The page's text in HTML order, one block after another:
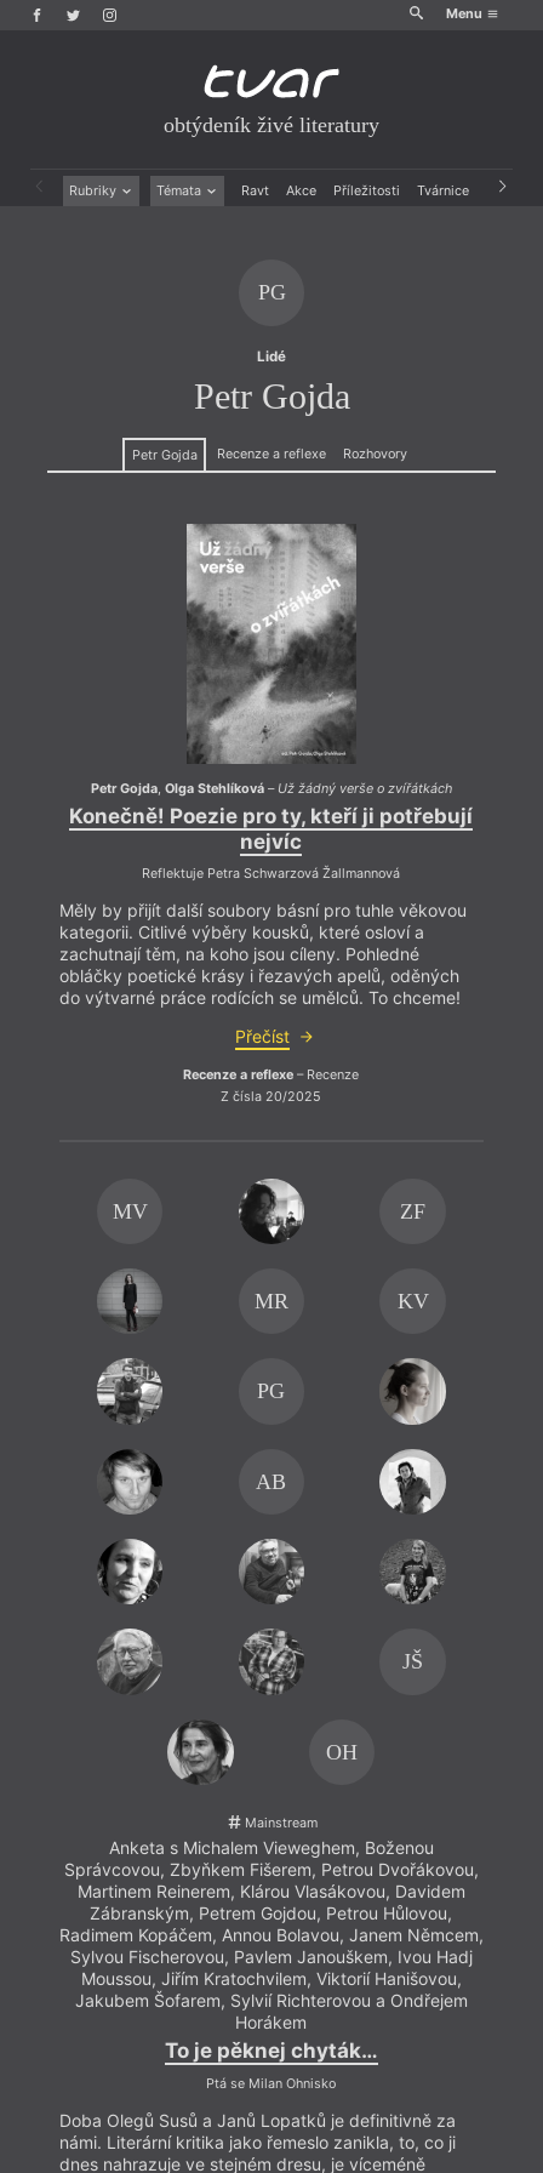
Menu
obtýdeník živé literatury
Rubriky Témata Ravt Akce Příležitosti Tvárnice Archiv
PG
Lidé
Petr Gojda
Petr Gojda Recenze a reflexe Rozhovory
Petr Gojda, Olga Stehlíková– Už žádný verše o zvířátkách
Konečně! Poezie pro ty, kteří ji potřebují
nejvíc
Reflektuje Petra Schwarzová Žallmannová
Měly by přijít další soubory básní pro tuhle věkovou
kategorii. Citlivé výběry kousků, které osloví a
zachutnají těm, na koho jsou cíleny. Pohledné
obláčky poetické krásy i řezavých apelů, oděných
do výtvarné práce rodících se umělců. To chceme!
Přečíst
Recenze a reflexe – Recenze
Z čísla 20/2025
MV ZF
MR KV
PG
AB
JŠ
OH
Mainstream
Anketa s Michalem Vieweghem, Boženou
Správcovou, Zbyňkem Fišerem, Petrou Dvořákovou,
Martinem Reinerem, Klárou Vlasákovou, Davidem
Zábranským, Petrem Gojdou, Petrou Hůlovou,
Radimem Kopáčem, Annou Bolavou, Janem Němcem,
Sylvou Fischerovou, Pavlem Janouškem, Ivou Hadj
Moussou, Jiřím Kratochvilem, Viktorií Hanišovou,
Jakubem Šofarem, Sylvií Richterovou a Ondřejem
Horákem
To je pěknej chyták…
Ptá se Milan Ohnisko
Doba Olegů Susů a Janů Lopatků je definitivně za
námi. Literární kritika jako řemeslo zanikla, to, co ji
dnes nahrazuje ve stejném dresu, je víceméně